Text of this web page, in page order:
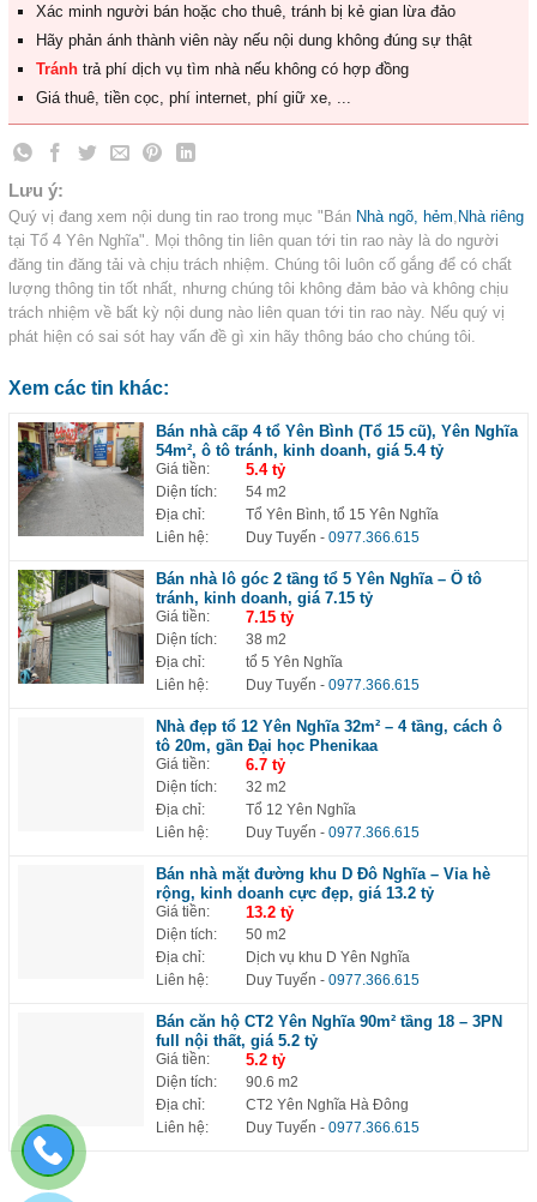
Xác minh người bán hoặc cho thuê, tránh bị kẻ gian lừa đảo
Hãy phản ánh thành viên này nếu nội dung không đúng sự thật
Tránh trả phí dịch vụ tìm nhà nếu không có hợp đồng
Giá thuê, tiền cọc, phí internet, phí giữ xe, ...
Lưu ý:
Quý vị đang xem nội dung tin rao trong mục "Bán Nhà ngõ, hẻm Nhà riêng
tại Tổ 4 Yên Nghĩa". Mọi thông tin liên quan tới tin rao này là do người
đăng tin đăng tải và chịu trách nhiệm. Chúng tôi luôn cố gắng để có chất
lượng thông tin tốt nhất, nhưng chúng tôi không đảm bảo và không chịu
trách nhiệm về bất kỳ nội dung nào liên quan tới tin rao này. Nếu quý vị
phát hiện có sai sót hay vấn đề gì xin hãy thông báo cho chúng tôi.
Xem các tin khác:
Bán nhà cấp 4 tổ Yên Bình (Tổ 15 cũ), Yên Nghĩa
54m², ô tô tránh, kinh doanh, giá 5.4 tỷ
Giá tiền: 5.4 tỷ
Diện tích:
54 m2
Địa chỉ:
Tổ Yên Bình, tổ 15 Yên Nghĩa
Liên hệ:
Duy Tuyến -0977.366.615
Bán nhà lô góc 2 tầng tổ 5 Yên Nghĩa – Ô tô
tránh, kinh doanh, giá 7.15 tỷ
Giá tiền: 7.15 tỷ
Diện tích:
38 m2
Địa chỉ:
tổ 5 Yên Nghĩa
Liên hệ:
Duy Tuyến -0977.366.615
Nhà đẹp tổ 12 Yên Nghĩa 32m² – 4 tầng, cách ô
tô 20m, gần Đại học Phenikaa
Giá tiền: 6.7 tỷ
Diện tích:
32 m2
Địa chỉ:
Tổ 12 Yên Nghĩa
Liên hệ:
Duy Tuyến -0977.366.615
Bán nhà mặt đường khu D Đô Nghĩa – Vỉa hè
rộng, kinh doanh cực đẹp, giá 13.2 tỷ
Giá tiền: 13.2 tỷ
Diện tích:
50 m2
Địa chỉ:
Dịch vụ khu D Yên Nghĩa
Liên hệ:
Duy Tuyến -0977.366.615
Bán căn hộ CT2 Yên Nghĩa 90m² tầng 18 – 3PN
full nội thất, giá 5.2 tỷ
Giá tiền: 5.2 tỷ
Diện tích:
90.6 m2
Địa chỉ:
CT2 Yên Nghĩa Hà Đông
Liên hệ:
Duy Tuyến -0977.366.615